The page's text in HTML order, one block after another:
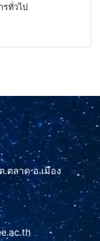
รทั่วไป
.ตลาด อ.เมือง